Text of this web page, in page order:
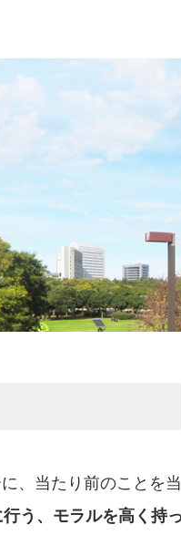
、当たり前のことを当
う、モラルを高く持っ